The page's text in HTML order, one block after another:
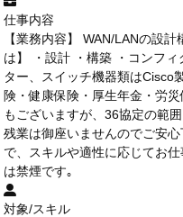
仕事内容
【業務内容】 WAN/LANの設
は】 ・設計 ・構築 ・コンフ
ター、スイッチ機器類はCisco
険・健康保険・厚生年金・労
もございますが、36協定の範
残業は御座いませんのでご安
で、スキルや適性に応じてお
は禁煙です｡
対象/スキル